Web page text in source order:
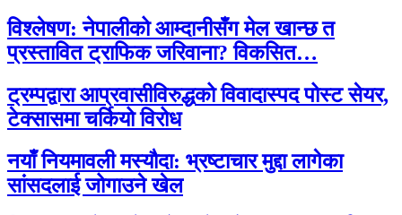
विश्लेषण: नेपालीको आम्दानीसँग मेल खान्छ त
प्रस्तावित ट्राफिक जरिवाना? विकसित…
ट्रम्पद्वारा आप्रवासीविरुद्धको विवादास्पद पोस्ट सेयर,
टेक्सासमा चर्कियो विरोध
नयाँ नियमावली मस्यौदा: भ्रष्टाचार मुद्दा लागेका
सांसदलाई जोगाउने खेल